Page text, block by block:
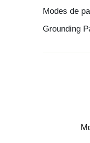
Modes de
Grounding